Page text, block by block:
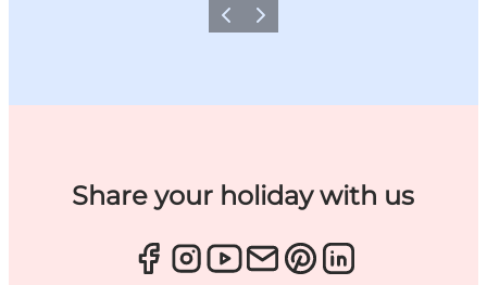
ZurückWeiter
Share your holiday with us